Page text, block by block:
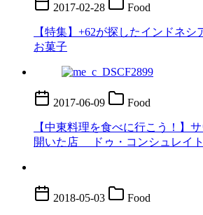
2017-02-28 Food
【特集】+62が探したインドネ
お菓子
2017-06-09 Food
【中東料理を食べに行こう！】
開いた店 ドゥ・コンシュレイト
2018-05-03 Food